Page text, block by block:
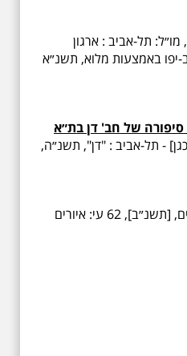
, מו״ל: תל-אביב : ארגון
יפו באמצעות מלוא, תשנ״א
סיפורה של חב' דן בת״א
כגן] - תל-אביב : "דן", תשנ״ה,
אביבים, [תשנ״ב], 62 עי: איורים